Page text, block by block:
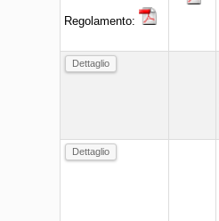
Regolamento:
Dettaglio
Dettaglio